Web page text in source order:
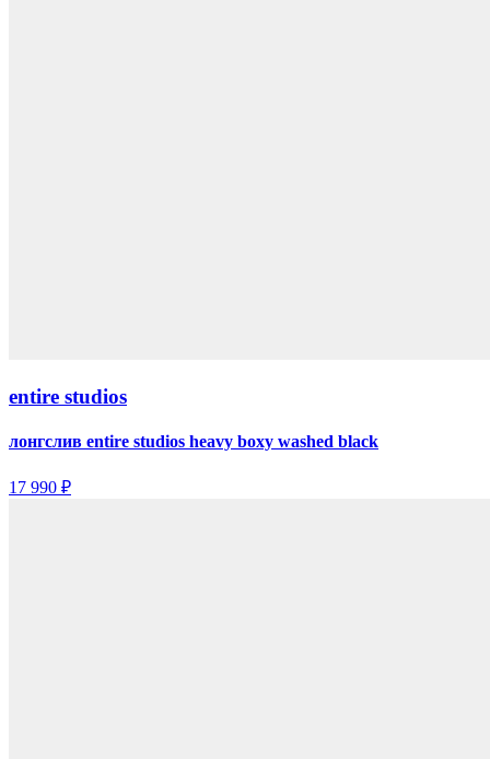
entire studios
лонгслив entire studios heavy boxy washed black
17 990 ₽